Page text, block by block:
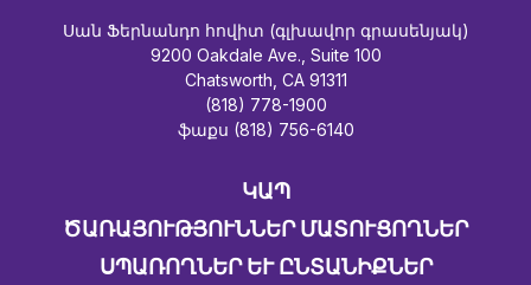
Սան Ֆերնանդո հովիտ (գլխավոր գրասենյակ)
9200 Oakdale Ave., Suite 100
Chatsworth, CA 91311
(818) 778-1900
ֆաքս (818) 756-6140
ԿԱՊ
ԾԱՌԱՅՈՒԹՅՈՒՆՆԵՐ ՄԱՏՈՒՑՈՂՆԵՐ
ՍՊԱՌՈՂՆԵՐ ԵՒ ԸՆՏԱՆԻՔՆԵՐ